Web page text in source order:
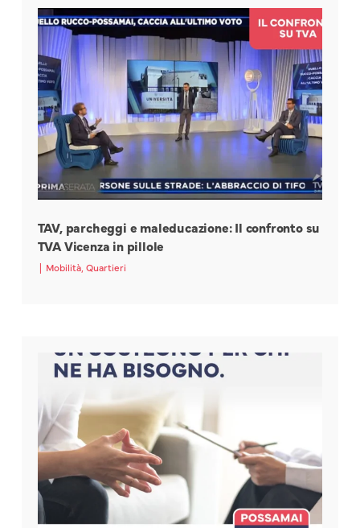
TAV, parcheggi e maleducazione: Il confronto su
TVA Vicenza in pillole
| Mobilità, Quartieri